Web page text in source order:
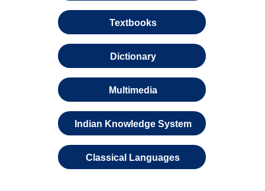
Textbooks
Dictionary
Multimedia
Indian Knowledge System
Classical Languages